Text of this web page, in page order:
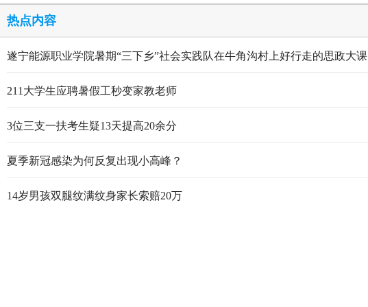
热点内容
遂宁能源职业学院暑期“三下乡”社会实践队在牛角沟村上好行走的思政大课
211大学生应聘暑假工秒变家教老师
3位三支一扶考生疑13天提高20余分
夏季新冠感染为何反复出现小高峰？
14岁男孩双腿纹满纹身家长索赔20万